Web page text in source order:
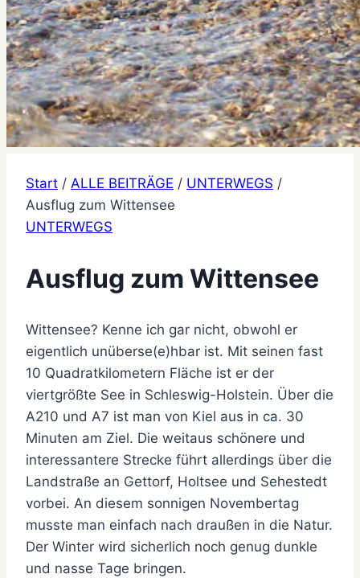
Start / ALLE BEITRÄGE / UNTERWEGS /
Ausflug zum Wittensee
UNTERWEGS
Ausflug zum Wittensee
Wittensee? Kenne ich gar nicht, obwohl er
eigentlich unüberse(e)hbar ist. Mit seinen fast
10 Quadratkilometern Fläche ist er der
viertgrößte See in Schleswig-Holstein. Über die
A210 und A7 ist man von Kiel aus in ca. 30
Minuten am Ziel. Die weitaus schönere und
interessantere Strecke führt allerdings über die
Landstraße an Gettorf, Holtsee und Sehestedt
vorbei. An diesem sonnigen Novembertag
musste man einfach nach draußen in die Natur.
Der Winter wird sicherlich noch genug dunkle
und nasse Tage bringen.